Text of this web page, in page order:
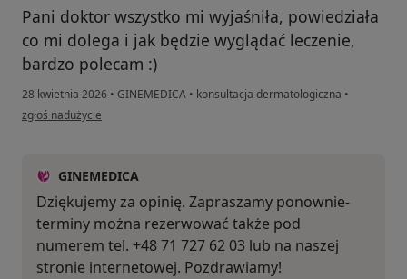
Pani doktor wszystko mi wyjaśniła, powiedziała
co mi dolega i jak będzie wyglądać leczenie,
bardzo polecam :)
28 kwietnia 2026 • GINEMEDICA • konsultacja dermatologiczna •
w opinii użytkownika Anna
zgłoś nadużycie
GINEMEDICA
Dziękujemy za opinię. Zapraszamy ponownie-
terminy można rezerwować także pod
numerem tel. +48 71 727 62 03 lub na naszej
stronie internetowej. Pozdrawiamy!